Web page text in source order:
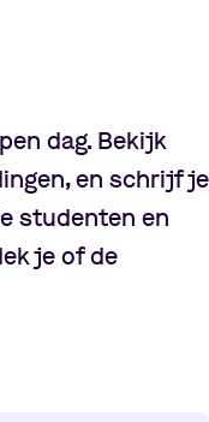
dag. Bekijk
en schrijf je
studenten en
je of de